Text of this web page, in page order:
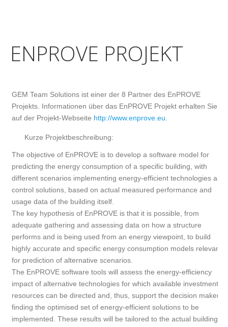
ENPROVE PROJEKT
GEM Team Solutions ist einer der 8 Partner des EnPROVE
Projekts. Informationen über das EnPROVE Projekt erhalten Sie
auf der Projekt-Webseite http://www.enprove.eu
Kurze Projektbeschreibung:
The objective of EnPROVE is to develop a software model for
predicting the energy consumption of a specific building, with
different scenarios implementing energy-efficient technologies and
control solutions, based on actual measured performance and
usage data of the building itself.
The key hypothesis of EnPROVE is that it is possible, from
adequate gathering and assessing data on how a structure
performs and is being used from an energy viewpoint, to build
highly accurate and specific energy consumption models relevant
for prediction of alternative scenarios.
The EnPROVE software tools will assess the energy-efficiency
impact of alternative technologies for which available investment
resources can be directed and, thus, support the decision maker
finding the optimised set of energy-efficient solutions to be
implemented. These results will be tailored to the actual building